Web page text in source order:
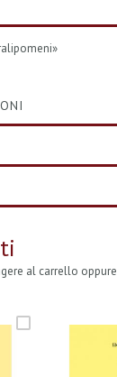
al carrello oppure